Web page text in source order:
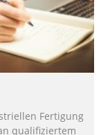
Fertigung
qualifiziertem